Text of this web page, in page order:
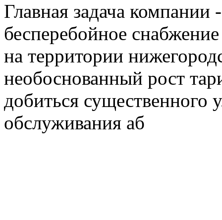
Главная задача
бесперебойное
на территории
необоснованный рост
добиться существенного
обслуживания аб